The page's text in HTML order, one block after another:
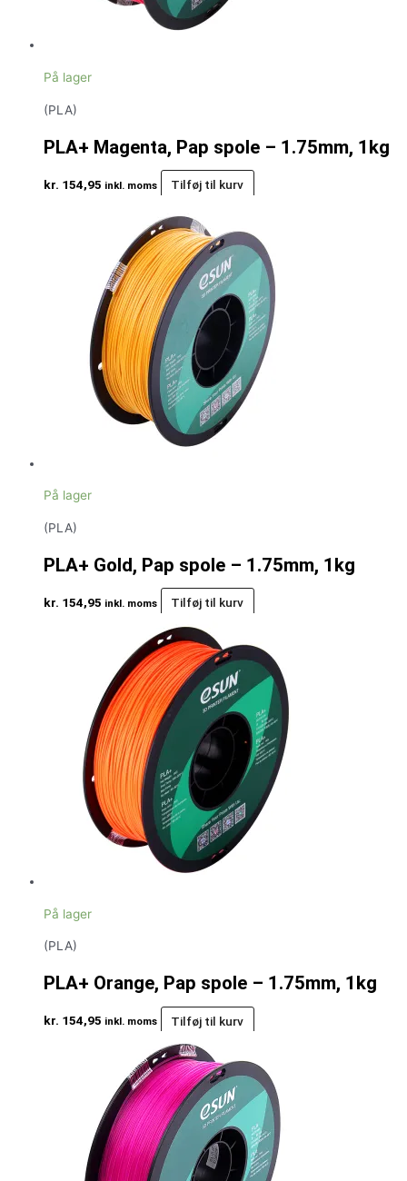
På lager
(PLA)
PLA+ Magenta, Pap spole – 1.75mm, 1kg
kr. 154,95 inkl. moms Tilføj til kurv
På lager
(PLA)
PLA+ Gold, Pap spole – 1.75mm, 1kg
kr. 154,95 inkl. moms Tilføj til kurv
På lager
(PLA)
PLA+ Orange, Pap spole – 1.75mm, 1kg
kr. 154,95 inkl. moms Tilføj til kurv